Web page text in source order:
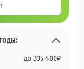
до 335 400₽